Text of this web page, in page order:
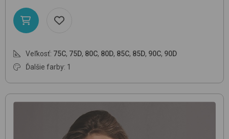
Veľkosť: 75C, 75D, 80C, 80D, 85C, 85D, 90C, 90D
Ďalšie farby: 1